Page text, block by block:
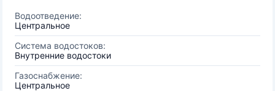
Водоотведение:
Центральное
Система водостоков:
Внутренние водостоки
Газоснабжение:
Центральное